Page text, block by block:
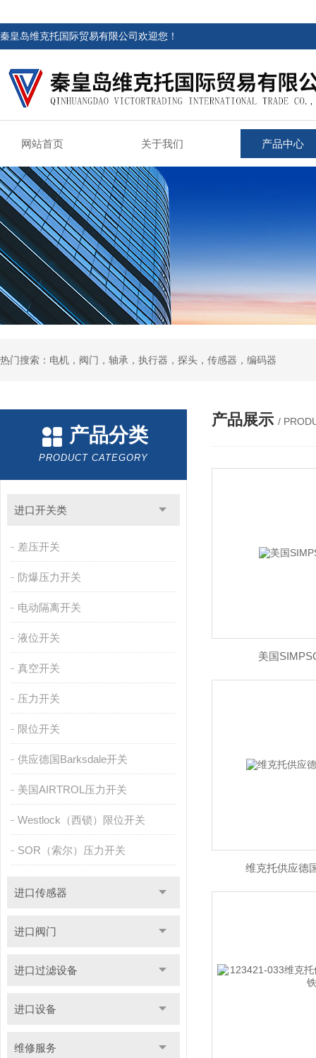
秦皇岛维克托国际贸易有限公司欢迎您！
网站首页 关于我们 产品中心
热门搜索：电机，阀门，轴承，执行器，探头，传感器，编码器
产品分类
PRODUCT CATEGORY
进口开关类
差压开关
防爆压力开关
电动隔离开关
液位开关
真空开关
压力开关
限位开关
供应德国Barksdale开关
美国AIRTROL压力开关
Westlock（西锁）限位开关
SOR（索尔）压力开关
进口传感器
进口阀门
进口过滤设备
进口设备
维修服务
产品展示 /
美国
维克托供应德